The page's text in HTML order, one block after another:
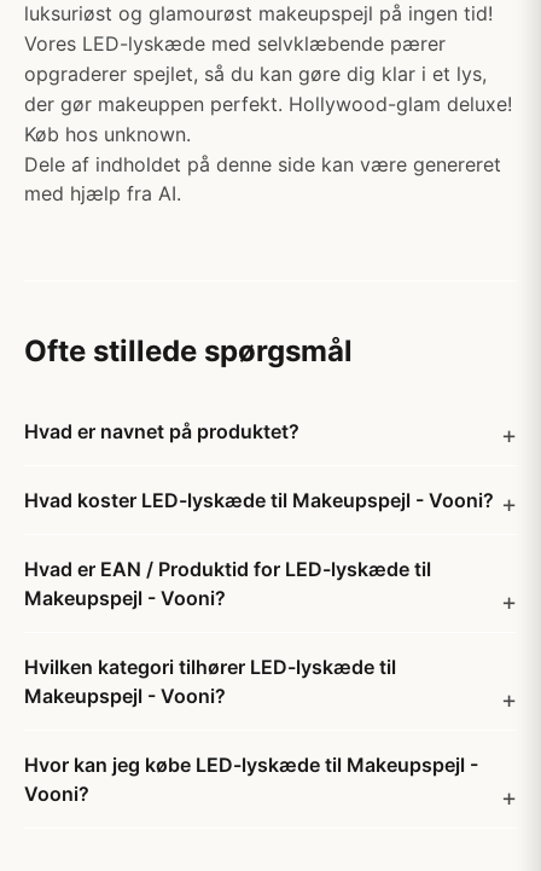
luksuriøst og glamourøst makeupspejl på ingen tid!
Vores LED-lyskæde med selvklæbende pærer
opgraderer spejlet, så du kan gøre dig klar i et lys,
der gør makeuppen perfekt. Hollywood-glam deluxe!
Køb hos unknown.
Dele af indholdet på denne side kan være genereret
med hjælp fra AI.
Ofte stillede spørgsmål
Hvad er navnet på produktet?
Hvad koster LED-lyskæde til Makeupspejl - Vooni?
Hvad er EAN / Produktid for LED-lyskæde til
Makeupspejl - Vooni?
Hvilken kategori tilhører LED-lyskæde til
Makeupspejl - Vooni?
Hvor kan jeg købe LED-lyskæde til Makeupspejl -
Vooni?